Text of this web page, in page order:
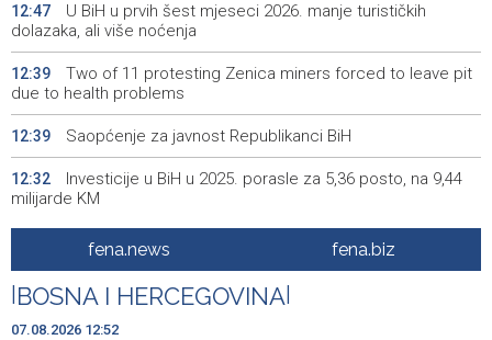
12:47
U BiH u prvih šest mjeseci 2026. manje turističkih
dolazaka, ali više noćenja
12:39
Two of 11 protesting Zenica miners forced to leave pit
due to health problems
12:39 Saopćenje za javnost Republikanci BiH
12:32
Investicije u BiH u 2025. porasle za 5,36 posto, na 9,44
milijarde KM
Dvojici rudara pozlilo u jami Raspotočje, jedan prebačen
12:25
Rozić: Dugotrajne suše i niski vodostaji ugrožavaju
ekosustav Hutova blata
fena.news fena.biz
BOSNA I HERCEGOVINA
07.08.2026 12:52